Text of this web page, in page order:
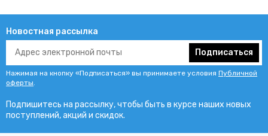
Новостная рассылка
Подписаться
Нажимая на кнопку «Подписаться» вы принимаете условия Публичной
оферты.
Подпишитесь на рассылку, чтобы быть в курсе наших новых
поступлений, акций и скидок.